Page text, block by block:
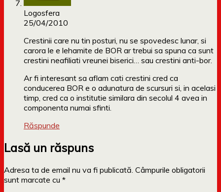
Logosfera
25/04/2010
Crestinii care nu tin posturi, nu se spovedesc lunar, si
carora le e lehamite de BOR ar trebui sa spuna ca sunt
crestini neafiliati vreunei biserici… sau crestini anti-bor.
Ar fi interesant sa aflam cati crestini cred ca
conducerea BOR e o adunatura de scursuri si, in acelasi
timp, cred ca o institutie similara din secolul 4 avea in
componenta numai sfinti.
Răspunde
Lasă un răspuns
Adresa ta de email nu va fi publicată. Câmpurile obligatorii
sunt marcate cu *